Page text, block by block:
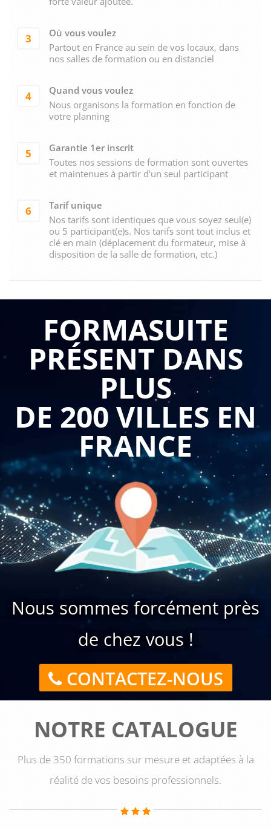
3
Où vous voulez
Partout en France au sein de vos locaux, dans
nos salles de formation ou en distanciel
4
Quand vous voulez
Nous organisons la formation en fonction de
votre planning
5
Garantie 1er inscrit
Toutes nos sessions de formation sont ouvertes
et maintenues à partir d’un seul participant
6
Tarif unique
Nos tarifs sont identiques que vous soyez seul(e)
ou 5 participant(e)s. Nos tarifs sont tout inclus et
clé en main (déplacement du formateur, mise à
disposition de la salle de formation, etc.)
FORMASUITE
PRÉSENT DANS
PLUS
DE 200 VILLES EN
FRANCE
Nous sommes forcément près
de chez vous !
CONTACTEZ-NOUS
NOTRE CATALOGUE
Plus de 350 formations sur mesure et adaptées à la
réalité de vos besoins professionnels.